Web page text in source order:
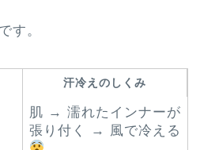
す。
汗冷えのしくみ
肌 → 濡れたインナーが
張り付く → 風で冷える